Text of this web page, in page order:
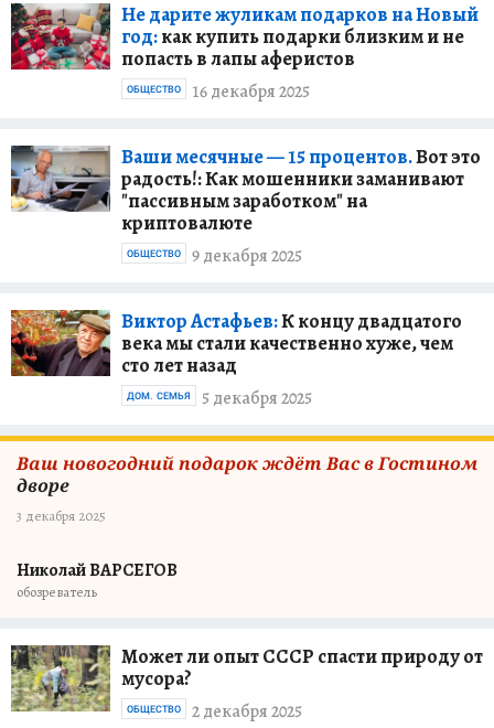
Не дарите жуликам подарков на Новый
год:как купить подарки близким и не
попасть в лапы аферистов
16 декабря 2025
ОБЩЕСТВО
Ваши месячные — 15 процентов.Вот это
радость!: Как мошенники заманивают
"пассивным заработком" на
криптовалюте
9 декабря 2025
ОБЩЕСТВО
Виктор Астафьев:К концу двадцатого
века мы стали качественно хуже, чем
сто лет назад
5 декабря 2025
ДОМ. СЕМЬЯ
Ваш новогодний подарок ждёт Вас в Гостином
дворе
3 декабря 2025
Николай ВАРСЕГОВ
обозреватель
Может ли опыт СССР спасти природу от
мусора?
2 декабря 2025
ОБЩЕСТВО